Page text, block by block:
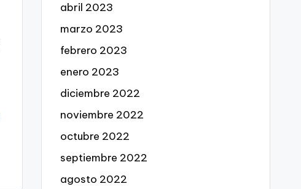
abril 2023
marzo 2023
febrero 2023
enero 2023
diciembre 2022
noviembre 2022
octubre 2022
septiembre 2022
agosto 2022